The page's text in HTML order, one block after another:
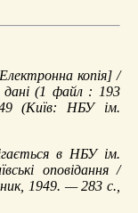
копія] /
(1 файл : 193
(Київ: НБУ ім.
в НБУ ім.
оповідання /
1949. — 283 с.,